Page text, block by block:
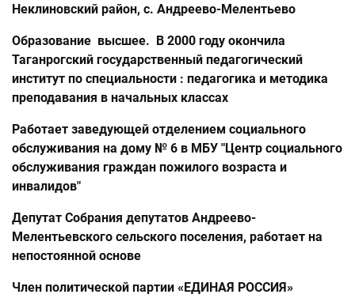
Неклиновский район, с. Андреево-Мелентьево
Образование высшее. В 2000 году окончила
Таганрогский государственный педагогический
институт по специальности : педагогика и методика
преподавания в начальных классах
Работает заведующей отделением социального
обслуживания на дому № 6 в МБУ "Центр социального
обслуживания граждан пожилого возраста и
инвалидов"
Депутат Собрания депутатов Андреево-
Мелентьевского сельского поселения, работает на
непостоянной основе
Член политической партии «ЕДИНАЯ РОССИЯ»